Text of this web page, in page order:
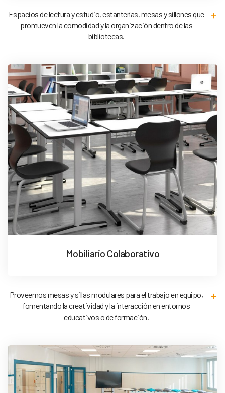
Espacios de lectura y estudio, estanterías, mesas y sillones que
promueven la comodidad y la organización dentro de las
bibliotecas.
Mobiliario Colaborativo
Proveemos mesas y sillas modulares para el trabajo en equipo,
fomentando la creatividad y la interacción en entornos
educativos o de formación.